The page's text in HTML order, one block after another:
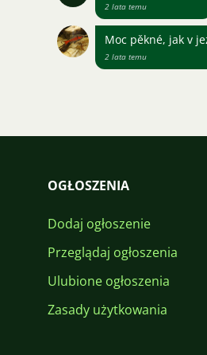
2 lata temu
Moc pěkné, jak v
2 lata temu
OGŁOSZENIA
Dodaj ogłoszenie
Przeglądaj ogłoszenia
Ulubione ogłoszenia
Zasady użytkowania